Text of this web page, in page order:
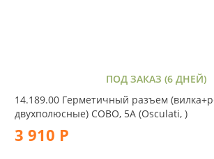
ПОД ЗАКАЗ (6 ДНЕЙ)
14.189.00 Герметичный разъем
двухполюсные) COBO, 5A (Osculati, )
3 910 Р